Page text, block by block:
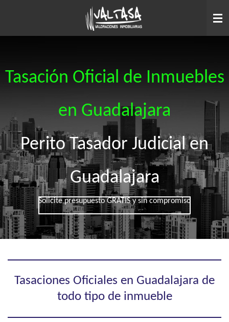
contenido
Tasación Oficial de Inmuebles
en Guadalajara
Perito Tasador Judicial en
Guadalajara
Solicite presupuesto GRATIS y sin compromiso
Tasaciones Oficiales en Guadalajara de
todo tipo de inmueble